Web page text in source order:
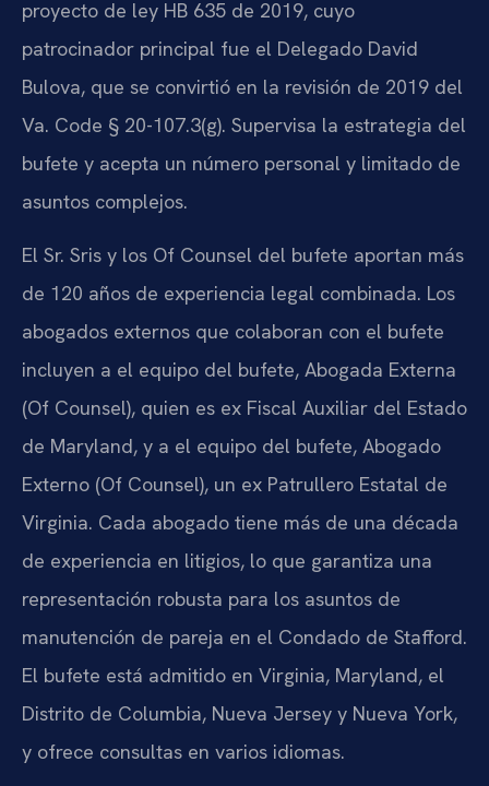
proyecto de ley HB 635 de 2019, cuyo
patrocinador principal fue el Delegado David
Bulova, que se convirtió en la revisión de 2019 del
Va. Code § 20-107.3(g). Supervisa la estrategia del
bufete y acepta un número personal y limitado de
asuntos complejos.
El Sr. Sris y los Of Counsel del bufete aportan más
de 120 años de experiencia legal combinada. Los
abogados externos que colaboran con el bufete
incluyen a el equipo del bufete, Abogada Externa
(Of Counsel), quien es ex Fiscal Auxiliar del Estado
de Maryland, y a el equipo del bufete, Abogado
Externo (Of Counsel), un ex Patrullero Estatal de
Virginia. Cada abogado tiene más de una década
de experiencia en litigios, lo que garantiza una
representación robusta para los asuntos de
manutención de pareja en el Condado de Stafford.
El bufete está admitido en Virginia, Maryland, el
Distrito de Columbia, Nueva Jersey y Nueva York,
y ofrece consultas en varios idiomas.